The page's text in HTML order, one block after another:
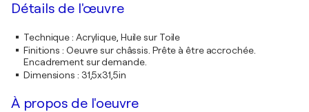
Détails de l'œuvre
Technique: Acrylique, Huile sur Toile
Finitions : Oeuvre sur châssis. Prête à être accrochée.
Encadrement sur demande.
Dimensions : 31,5x31,5in
À propos de l'oeuvre